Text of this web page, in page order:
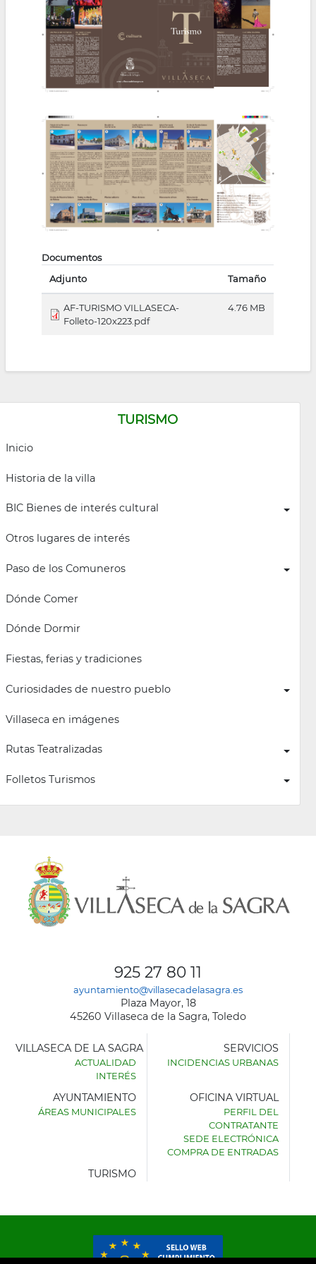
navegación
TURISMO
Inicio
Historia de la villa
BIC Bienes de interés cultural
Otros lugares de interés
Paso de los Comuneros
Dónde Comer
Dónde Dormir
Fiestas, ferias y tradiciones
Curiosidades de nuestro pueblo
Villaseca en imágenes
Rutas Teatralizadas
Folletos Turismos
Documentos
Adjunto
Tamaño
AF-TURISMO VILLASECA-
Folleto-120x223.pdf
4.76 MB
925 27 80 11
ayuntamiento@villasecadelasagra.es
Plaza Mayor, 18
45260 Villaseca de la Sagra, Toledo
AYUNTAMIENTO
VILLASECA DE LA SAGRA
ACTUALIDAD
INTERÉS
SERVICIOS
INCIDENCIAS URBANAS
AYUNTAMIENTO
ÁREAS MUNICIPALES
OFICINA VIRTUAL
PERFIL DEL
CONTRATANTE
SEDE ELECTRÓNICA
COMPRA DE ENTRADAS
TURISMO